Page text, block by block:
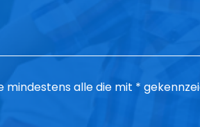
mindestens alle die mit *